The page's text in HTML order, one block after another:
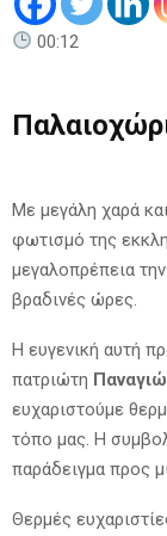
00:12
Με μεγάλη χαρά
φωτισμό της
μεγαλοπρέπεια
βραδινές ώρες.
Η ευγενική αυτή
πατριώτη
ευχαριστούμε
τόπο μας. Η
παράδειγμα προς
Θερμές